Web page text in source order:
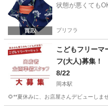
状態が悪くても
プリフラ
こどもフリーマ
フ(大人)募集！
8/22
岡本駅
🌻**夏休みに、お店屋さんデビューしま